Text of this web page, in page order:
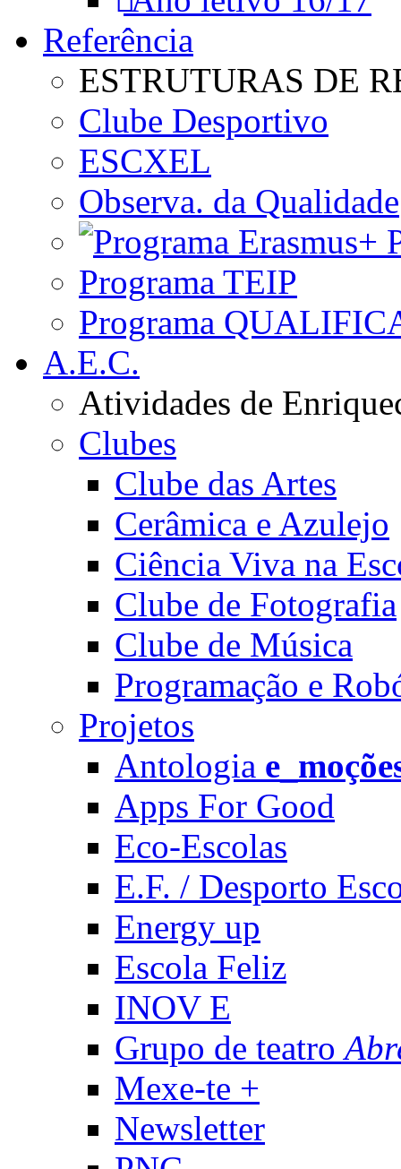
Referência
ESTRUTURAS DE
Clube Desportivo
ESCXEL
Observa. da Qualidade
Programa TEIP
Programa
A.E.C.
Atividades de
Clubes
Clube das Artes
Cerâmica e Azulejo
Ciência Viva na
Clube de Fotografia
Clube de Música
Programação e
Projetos
Antologia
Apps For Good
Eco-Escolas
E.F. / Desporto
Energy up
Escola Feliz
INOV E
Grupo de teatro
Mexe-te +
Newsletter